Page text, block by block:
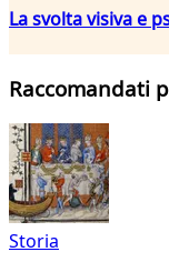
La svolta visiva e
Raccomandati
Storia